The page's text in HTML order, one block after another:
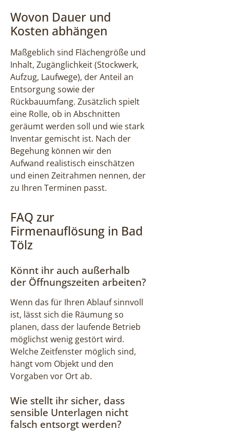
Wovon Dauer und
Kosten abhängen
Maßgeblich sind Flächengröße und
Inhalt, Zugänglichkeit (Stockwerk,
Aufzug, Laufwege), der Anteil an
Entsorgung sowie der
Rückbauumfang. Zusätzlich spielt
eine Rolle, ob in Abschnitten
geräumt werden soll und wie stark
Inventar gemischt ist. Nach der
Begehung können wir den
Aufwand realistisch einschätzen
und einen Zeitrahmen nennen, der
zu Ihren Terminen passt.
FAQ zur
Firmenauflösung in Bad
Tölz
Könnt ihr auch außerhalb
der Öffnungszeiten arbeiten?
Wenn das für Ihren Ablauf sinnvoll
ist, lässt sich die Räumung so
planen, dass der laufende Betrieb
möglichst wenig gestört wird.
Welche Zeitfenster möglich sind,
hängt vom Objekt und den
Vorgaben vor Ort ab.
Wie stellt ihr sicher, dass
sensible Unterlagen nicht
falsch entsorgt werden?